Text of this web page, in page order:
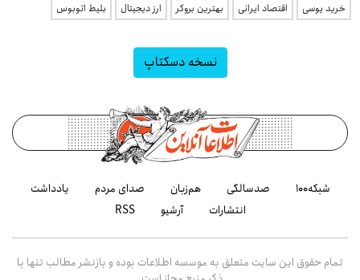
خرید یوسی
اقتصاد ایرانی بهترین بروکر ارز دیجیتال بلیط اتوبوس
نسخه دسکتاپ
شبکه۱۰۰ صدسالگی هم‌زبان صدای مردم
یادداشت
انتشارات
آرشیو RSS
تمام حقوق این سایت متعلق به موسسه اطلاعات بوده و بازنشر مطالب تنها با